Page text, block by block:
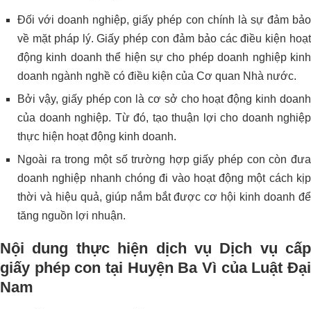
Đối với doanh nghiệp, giấy phép con chính là sự đảm bảo
về mặt pháp lý. Giấy phép con đảm bảo các điều kiện hoạt
động kinh doanh thể hiện sự cho phép doanh nghiệp kinh
doanh ngành nghề có điều kiện của Cơ quan Nhà nước.
Bởi vậy, giấy phép con là cơ sở cho hoạt động kinh doanh
của doanh nghiệp. Từ đó, tạo thuận lợi cho doanh nghiệp
thực hiện hoạt động kinh doanh.
Ngoài ra trong một số trường hợp giấy phép con còn đưa
doanh nghiệp nhanh chóng đi vào hoạt động một cách kịp
thời và hiệu quả, giúp nắm bắt được cơ hội kinh doanh để
tăng nguồn lợi nhuận.
Nội dung thực hiện dịch vụ Dịch vụ cấp
giấy phép con tại Huyện Ba Vì của Luật Đại
Nam